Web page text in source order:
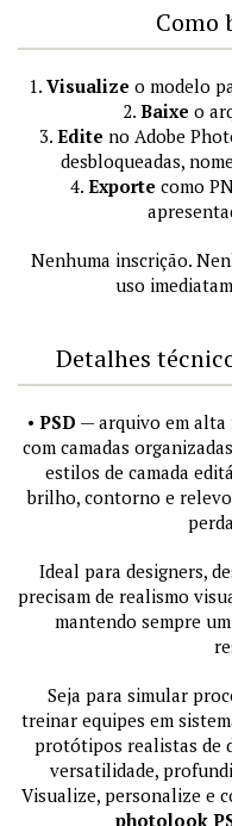
Como
1. Visualize o modelo
2. Baixe o
3. Edite no Adobe
desbloqueadas,
4. Exporte como
Nenhuma inscrição.
uso
Detalhes
• PSD — arquivo em alta
com camadas
estilos de camada
brilho, contorno e
Ideal para designers,
precisam de realismo
mantendo sempre
Seja para simular
treinar equipes em
protótipos realistas de
versatilidade,
Visualize, personalize e
photolook